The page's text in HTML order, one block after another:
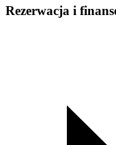
Rezerwacja i